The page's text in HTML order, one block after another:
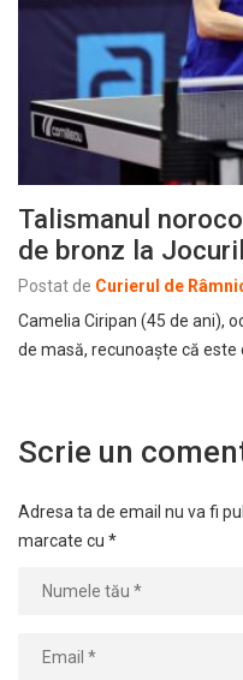
Talismanul
de bronz la
Postat de Curierul de
Camelia Ciripan (45 de ani),
de masă, recunoaște că este
Scrie un
Adresa ta de email nu va fi
marcate cu *